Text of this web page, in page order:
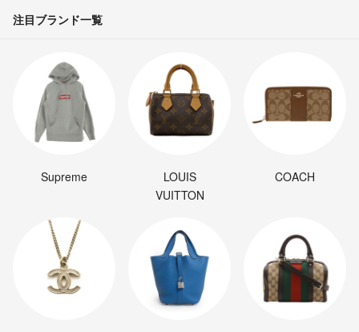
注目ブランド一覧
Supreme
LOUIS
VUITTON
COACH